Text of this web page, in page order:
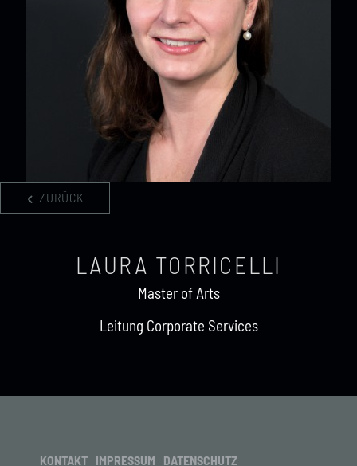
ZURÜCK
LAURA TORRICELLI
Master of Arts
Leitung Corporate Services
KONTAKT IMPRESSUM DATENSCHUTZ